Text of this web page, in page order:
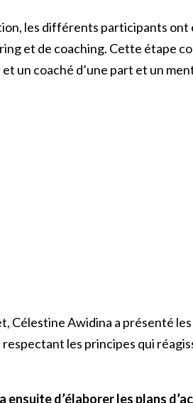
les différents participants
et de coaching. Cette étape
un coaché d’une part et un
Célestine Awidina a présenté
les principes qui
d’élaborer les plans